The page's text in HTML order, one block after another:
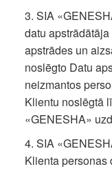
3. SIA
datu
apstrādes un
noslēgto Datu
neizmantos
Klientu noslēgtā
«GENESHA»
4. SIA
Klienta personas